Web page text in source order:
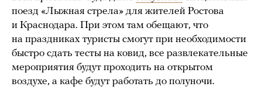
поезд «Лыжная стрела» для жителей Ростова
и Краснодара. При этом там обещают, что
на праздниках туристы смогут при необходимости
быстро сдать тесты на ковид, все развлекательные
мероприятия будут проходить на открытом
воздухе, а кафе будут работать до полуночи.